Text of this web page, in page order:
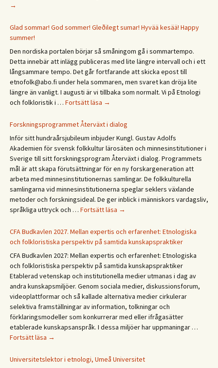
/
→
Glad sommar! God sommer! Gleðilegt sumar! Hyvää kesää! Happy
summer!
Den nordiska portalen börjar så småningom gå i sommartempo.
Detta innebär att inlägg publiceras med lite längre intervall och i ett
långsammare tempo. Det går fortfarande att skicka epost till
etnofolk@abo.fi under hela sommaren, men svaret kan dröja lite
längre än vanligt. I augusti är vi tillbaka som normalt. Vi på Etnologi
och folkloristik i … Fortsätt läsa Glad
God
Gleðilegt
sumar!
Hyvää
kesää!
Happy
summer!
→
Forskningsprogrammet Återväxt i dialog
Inför sitt hundraårsjubileum inbjuder Kungl. Gustav Adolfs
Akademien för svensk folkkultur lärosäten och minnesinstitutioner i
Sverige till sitt forskningsprogram Återväxt i dialog. Programmets
mål är att skapa förutsättningar för en ny forskargeneration att
arbeta med minnesinstitutionernas samlingar. De folkkulturella
samlingarna vid minnesinstitutionerna speglar seklers växlande
metoder och forskningsideal. De ger inblick i människors vardagsliv,
språkliga uttryck och … Fortsätt läsa Forskningsprogrammet
i
dialog
→
CFA Budkavlen 2027. Mellan expertis och erfarenhet: Etnologiska
och folkloristiska perspektiv på samtida kunskapspraktiker
CFA Budkavlen 2027: Mellan expertis och erfarenhet: Etnologiska
och folkloristiska perspektiv på samtida kunskapspraktiker
Etablerad vetenskap och institutionella medier utmanas i dag av
andra kunskapsmiljöer. Genom sociala medier, diskussionsforum,
videoplattformar och så kallade alternativa medier cirkulerar
selektiva framställningar av information, tolkningar och
förklaringsmodeller som konkurrerar med eller ifrågasätter
etablerade kunskapsanspråk. I dessa miljöer har uppmaningar …
Fortsätt läsa CFA
2027.
→
Universitetslektor i etnologi, Umeå Universitet